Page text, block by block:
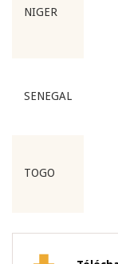
NIGER
SENEGAL
TOGO